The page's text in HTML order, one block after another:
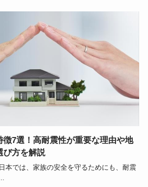
徴7選！高耐震性が重要な理由や地
び方を解説
本では、家族の安全を守るためにも、耐震